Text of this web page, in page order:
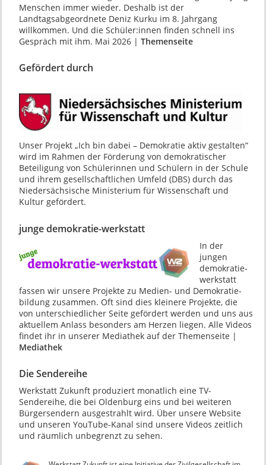
Menschen immer wieder. Deshalb ist der
Landtagsabgeordnete Deniz Kurku im 8. Jahrgang
willkommen. Und die Schüler:innen finden schnell ins
Gespräch mit ihm. Mai 2026 | Themenseite
Gefördert durch
Unser Projekt „Ich bin dabei – Demokratie aktiv gestalten“
wird im Rahmen der Förderung von demokratischer
Beteiligung von Schülerinnen und Schülern in der Schule
und ihrem gesellschaftlichen Umfeld (DBS) durch das
Niedersächsische Ministerium für Wissenschaft und
Kultur gefördert.
junge demokratie-werkstatt
In der
jungen
demokratie-
werkstatt
fassen wir unsere Projekte zu Medien- und Demokratie­
bildung zusam­men. Oft sind dies kleinere Projekte, die
von unter­schiedlicher Seite gefördert werden und uns aus
aktuellem Anlass besonders am Herzen liegen. Alle Videos
findet ihr in unserer Mediathek auf der Themenseite |
Mediathek
Die Sendereihe
Werkstatt Zukunft produziert monatlich eine TV-
Sendereihe, die bei Oldenburg eins und bei weiteren
Bürgersendern ausgestrahlt wird. Über unsere Website
und unseren YouTube-Kanal sind unsere Videos zeitlich
und räumlich unbegrenzt zu sehen.